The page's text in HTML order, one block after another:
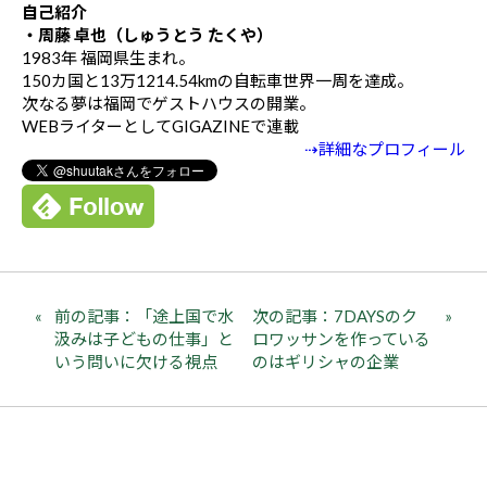
自己紹介
・周藤 卓也（しゅうとう たくや）
1983年 福岡県生まれ。
150カ国と13万1214.54kmの自転車世界一周を達成。
次なる夢は福岡でゲストハウスの開業。
WEBライターとしてGIGAZINEで連載
⇢詳細なプロフィール
前の記事：「途上国で水
汲みは子どもの仕事」と
いう問いに欠ける視点
次の記事：7DAYSのク
ロワッサンを作っている
のはギリシャの企業